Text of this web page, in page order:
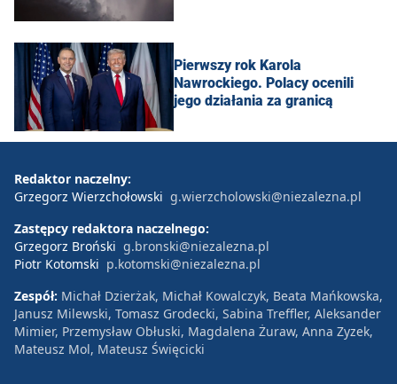
Pierwszy rok Karola
Nawrockiego. Polacy ocenili
jego działania za granicą
Redaktor naczelny:
Grzegorz Wierzchołowski g.wierzcholowski@niezalezna.pl
Zastępcy redaktora naczelnego:
Grzegorz Broński g.bronski@niezalezna.pl
Piotr Kotomski p.kotomski@niezalezna.pl
Zespół: Michał Dzierżak, Michał Kowalczyk, Beata Mańkowska,
Janusz Milewski, Tomasz Grodecki, Sabina Treffler, Aleksander
Mimier, Przemysław Obłuski, Magdalena Żuraw, Anna Zyzek,
Mateusz Mol, Mateusz Święcicki